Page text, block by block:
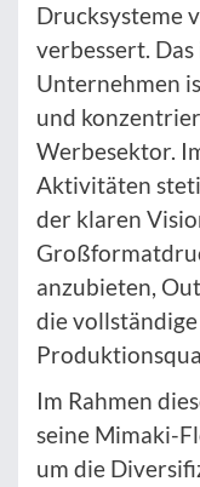
Drucksysteme
verbessert.
Unternehmen
und
Werbesektor.
Aktivitäten
der klaren
anzubieten,
die
Im Rahmen
seine Mimaki-
um die